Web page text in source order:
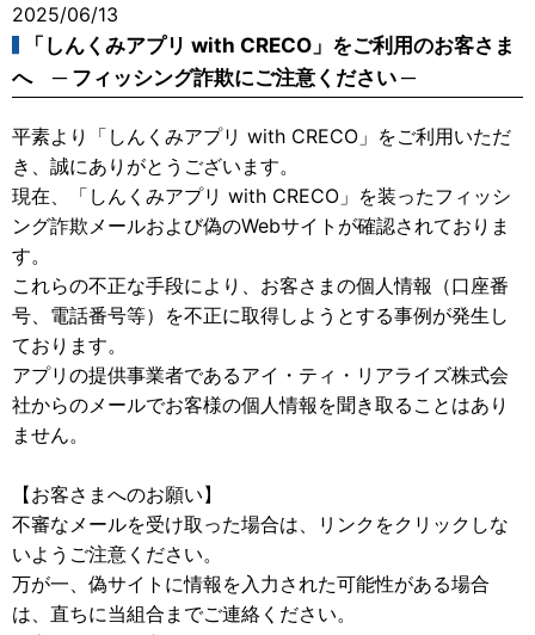
2025/06/13
「しんくみアプリ with CRECO」をご利用のお客さま
へ ─ フィッシング詐欺にご注意ください ─
平素より「しんくみアプリ with CRECO」をご利用いただ
き、誠にありがとうございます。
現在、「しんくみアプリ with CRECO」を装ったフィッシ
ング詐欺メールおよび偽のWebサイトが確認されておりま
す。
これらの不正な手段により、お客さまの個人情報（口座番
号、電話番号等）を不正に取得しようとする事例が発生し
ております。
アプリの提供事業者であるアイ・ティ・リアライズ株式会
社からのメールでお客様の個人情報を聞き取ることはあり
ません。
【お客さまへのお願い】
不審なメールを受け取った場合は、リンクをクリックしな
いようご注意ください。
万が一、偽サイトに情報を入力された可能性がある場合
は、直ちに当組合までご連絡ください。